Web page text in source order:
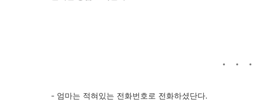
- 엄마는 적혀있는 전화번호로 전화하셨단다.